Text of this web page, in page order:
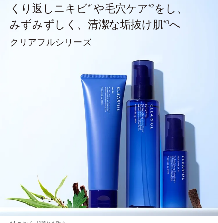
くり返しニキビ*1や毛穴ケア*2をし、
みずみずしく、清潔な垢抜け肌*3へ
クリアフルシリーズ